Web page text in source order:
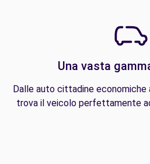
Una vasta
Dalle auto cittadine economiche
trova il veicolo perfettamente